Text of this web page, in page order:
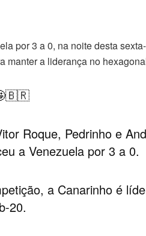
por 3 a 0, na noite desta
manter a liderança no
Roque, Pedrinho e
a Venezuela por 3 a 0.
a Canarinho é
20.